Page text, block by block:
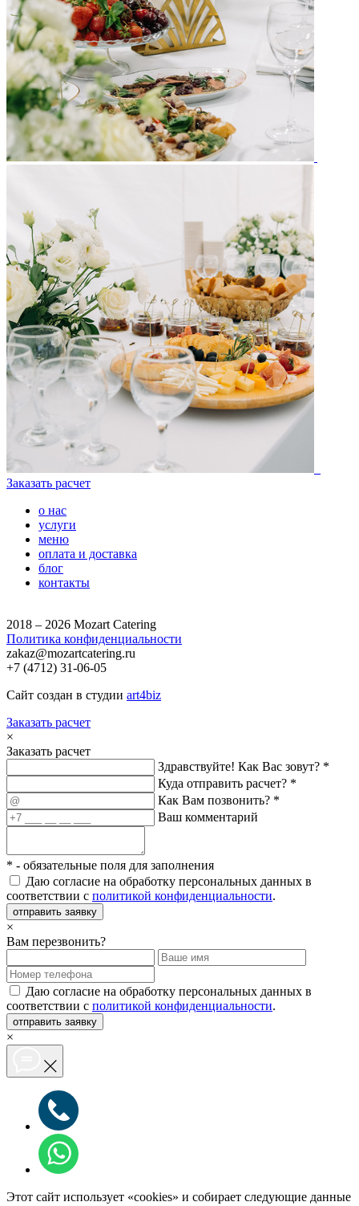
Заказать расчет
о нас
услуги
меню
оплата и доставка
блог
контакты
2018 – 2026 Mozart Catering
Политика конфиденциальности
zakaz@mozartcatering.ru
+7 (4712) 31-06-05
Сайт создан в студии art4biz
Заказать расчет
×
Заказать расчет
Здравствуйте! Как Вас зовут? *
Куда отправить расчет? *
Как Вам позвонить? *
Ваш комментарий
* - обязательные поля для заполнения
Даю согласие на обработку персональных данных в
соответствии с политикой конфиденциальности.
отправить заявку
×
Вам перезвонить?
Даю согласие на обработку персональных данных в
соответствии с политикой конфиденциальности.
отправить заявку
×
Этот сайт использует «cookies» и собирает следующие данные